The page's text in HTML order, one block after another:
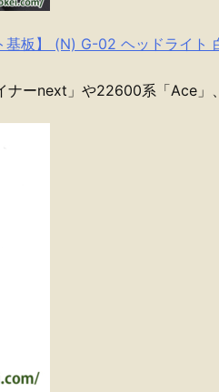
基板】 (N) G-02 ヘッドライト
ーnext」や22600系「Ace」